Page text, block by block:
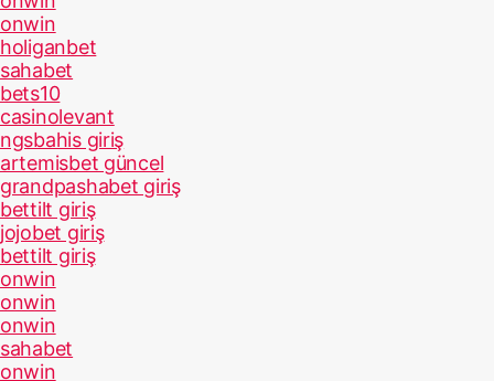
onwin
holiganbet
sahabet
bets10
casinolevant
ngsbahis giriş
artemisbet güncel
grandpashabet giriş
bettilt giriş
jojobet giriş
bettilt giriş
onwin
onwin
onwin
sahabet
onwin